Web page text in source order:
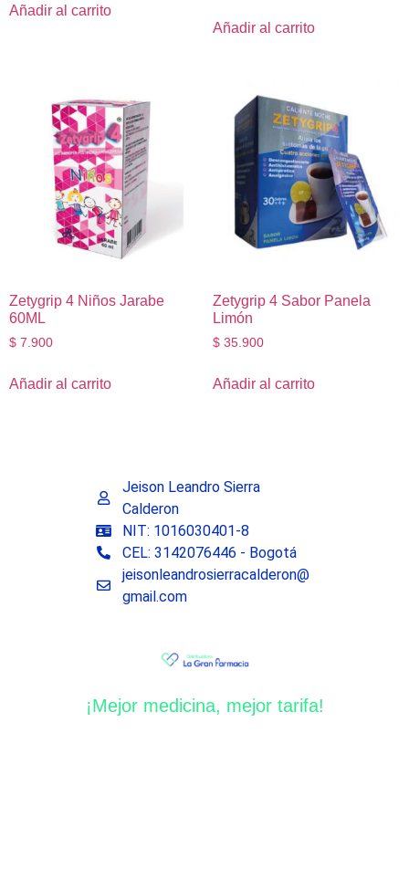
Añadir al carrito
Añadir al carrito
Zetygrip 4 Niños Jarabe
60ML
$ 7.900
Añadir al carrito
Zetygrip 4 Sabor Panela
Limón
$35.900
Añadir al carrito
Jeison Leandro Sierra
Calderon
NIT: 1016030401-8
CEL: 3142076446 - Bogotá
jeisonleandrosierracalderon@
gmail.com
¡Mejor medicina, mejor tarifa!